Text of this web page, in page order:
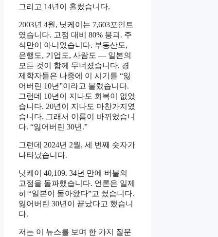
그리고 14년이 흘렀습니다.
2003년 4월, 닛케이는 7,603포인트
였습니다. 고점 대비 80% 붕괴. 주
식만이 아니었습니다. 부동산도,
은행도, 기업도, 사람도 — 일본의
모든 것이 함께 무너졌습니다. 경
제학자들은 나중에 이 시기를 “잃
어버린 10년”이라고 불렀습니다.
그런데 10년이 지나도 회복이 없었
습니다. 20년이 지나도 마찬가지였
습니다. 그래서 이름이 바뀌었습니
다. “잃어버린 30년.”
그런데 2024년 2월, 세 번째 숫자가
나타났습니다.
닛케이 40,109. 34년 만에 버블의
고점을 돌파했습니다. 언론은 일제
히 “일본이 돌아왔다”고 썼습니다.
잃어버린 30년이 끝났다고 했습니
다.
저는 이 뉴스를 보며 한 가지 질문